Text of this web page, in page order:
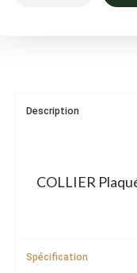
Description
COLLIER
Spécification